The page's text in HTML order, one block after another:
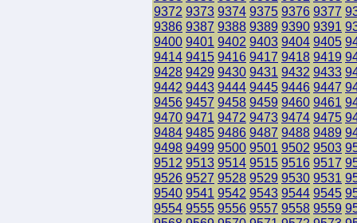
9372 9373 9374 9375 9376 9377
9386 9387 9388 9389 9390 9391
9400 9401 9402 9403 9404 9405
9414 9415 9416 9417 9418 9419
9428 9429 9430 9431 9432 9433
9442 9443 9444 9445 9446 9447
9456 9457 9458 9459 9460 9461
9470 9471 9472 9473 9474 9475
9484 9485 9486 9487 9488 9489
9498 9499 9500 9501 9502 9503
9512 9513 9514 9515 9516 9517
9526 9527 9528 9529 9530 9531
9540 9541 9542 9543 9544 9545
9554 9555 9556 9557 9558 9559